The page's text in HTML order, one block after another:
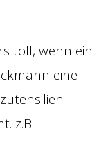
toll, wenn ein
eine
z.B: